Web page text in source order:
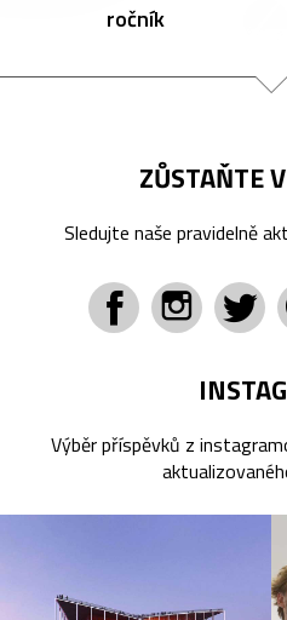
ročník
ZŮSTAŇTE
Sledujte naše pravidelně
Výběr příspěvků z